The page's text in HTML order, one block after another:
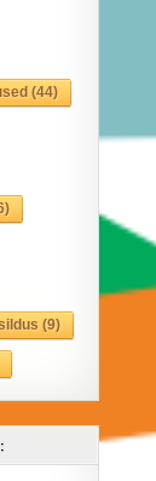
(44)
(9)